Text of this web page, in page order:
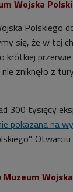
Wojska
Polskiego
się, że w tej
krótkiej
zniknęło z
300 tysięcy
pokazana na